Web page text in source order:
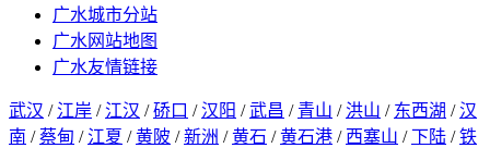
广水城市分站
广水网站地图
广水友情链接
武汉 / 江岸 / 江汉 /硚口 /汉阳 /武昌 / 青山 / 洪山 / 东西湖 /汉
南 /蔡甸 / 江夏 /黄陂 /新洲 /黄石 /黄石港 / 西塞山 /下陆 /铁